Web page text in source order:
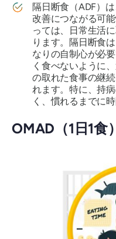
隔日断食（ADF）
改善につながる可
っては、日常生活
ります。隔日断食
なりの自制心が必
く食べないように
の取れた食事の継
れます。特に、持
く、慣れるまでに
OMAD（1日1食）